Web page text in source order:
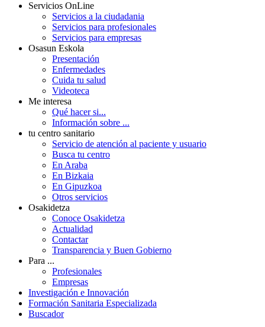
Servicios OnLine
Servicios a la ciudadania
Servicios para profesionales
Servicios para empresas
Osasun Eskola
Presentación
Enfermedades
Cuida tu salud
Videoteca
Me interesa
Qué hacer si...
Información sobre ...
tu centro sanitario
Servicio de atención al paciente y usuario
Busca tu centro
En Araba
En Bizkaia
En Gipuzkoa
Otros servicios
Osakidetza
Conoce Osakidetza
Actualidad
Contactar
Transparencia y Buen Gobierno
Para ...
Profesionales
Empresas
Investigación e Innovación
Formación Sanitaria Especializada
Buscador